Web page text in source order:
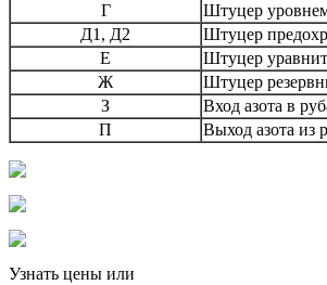
Г
Штуцер
Д1, Д2
Штуцер
Е
Штуцер
Ж
Штуцер
З
Вход азота в
П
Выход азота из
Узнать цены или